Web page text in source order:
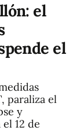
el
el
paraliza el
y
12 de